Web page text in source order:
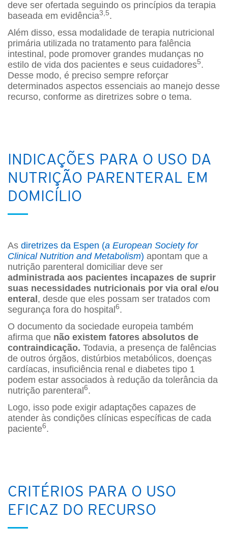
deve ser ofertada seguindo os princípios da terapia
baseada em evidência3,5.
Além disso, essa modalidade de terapia nutricional
primária utilizada no tratamento para falência
intestinal, pode promover grandes mudanças no
estilo de vida dos pacientes e seus cuidadores5.
Desse modo, é preciso sempre reforçar
determinados aspectos essenciais ao manejo desse
recurso, conforme as diretrizes sobre o tema.
INDICAÇÕES PARA O USO DA
NUTRIÇÃO PARENTERAL EM
DOMICÍLIO
As diretrizes da Espen (a European Society for
Clinical Nutrition and Metabolism) apontam que a
nutrição parenteral domiciliar deve ser
administrada aos pacientes incapazes de suprir
suas necessidades nutricionais por via oral e/ou
enteral, desde que eles possam ser tratados com
segurança fora do hospital6.
O documento da sociedade europeia também
afirma que não existem fatores absolutos de
contraindicação. Todavia, a presença de falências
de outros órgãos, distúrbios metabólicos, doenças
cardíacas, insuficiência renal e diabetes tipo 1
podem estar associados à redução da tolerância da
nutrição parenteral6.
Logo, isso pode exigir adaptações capazes de
atender às condições clínicas específicas de cada
paciente6.
CRITÉRIOS PARA O USO
EFICAZ DO RECURSO